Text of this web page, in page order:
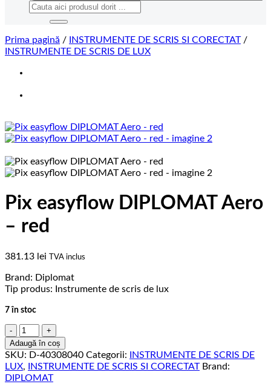
Caută
Prima pagină / INSTRUMENTE DE SCRIS SI CORECTAT /
INSTRUMENTE DE SCRIS DE LUX
Pix easyflow DIPLOMAT Aero
– red
381.13 lei TVA inclus
Brand: Diplomat
Tip produs: Instrumente de scris de lux
7 în stoc
Cantitate
Pix
easyflow
DIPLOMAT
Aero
Adaugă în coș
SKU: D-40308040 Categorii:
INSTRUMENTE DE SCRIS DE
LUX, INSTRUMENTE DE SCRIS SI CORECTAT Brand:
DIPLOMAT